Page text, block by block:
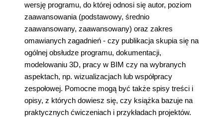
wersję programu, do której odnosi się autor, poziom
zaawansowania (podstawowy, średnio
zaawansowany, zaawansowany) oraz zakres
omawianych zagadnień - czy publikacja skupia się na
ogólnej obsłudze programu, dokumentacji,
modelowaniu 3D, pracy w BIM czy na wybranych
aspektach, np. wizualizacjach lub współpracy
zespołowej. Pomocne mogą być także spisy treści i
opisy, z których dowiesz się, czy książka bazuje na
praktycznych ćwiczeniach i przykładach projektów.